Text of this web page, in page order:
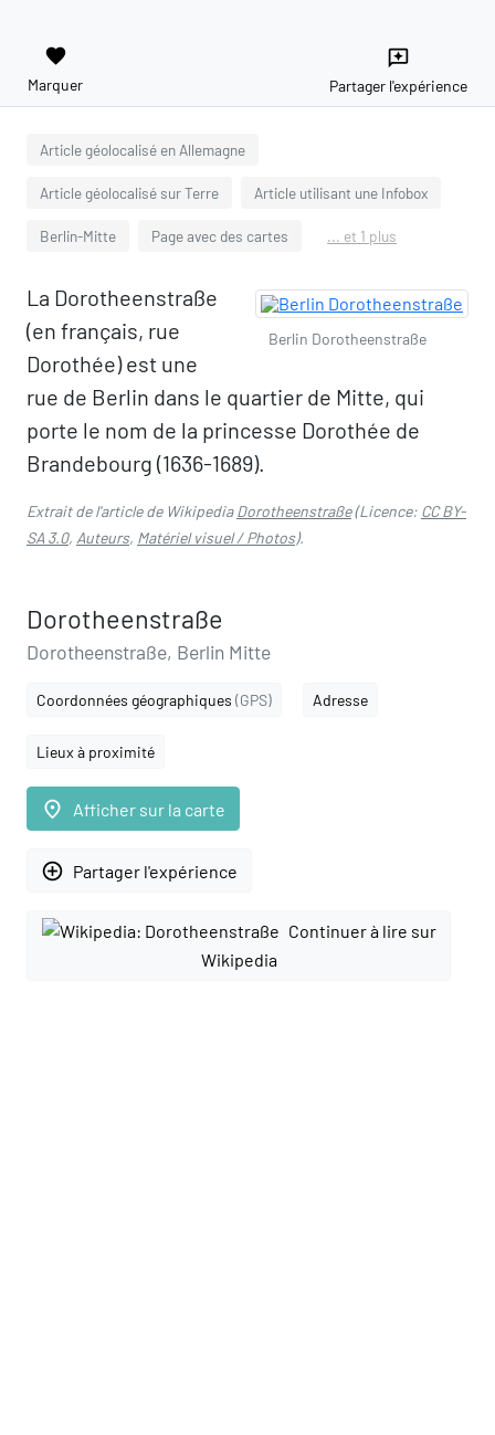
favorite
Marquer
reviews
Partager l'expérience
Article géolocalisé en Allemagne
Article géolocalisé sur Terre Article utilisant une Infobox
Berlin-Mitte Page avec des cartes ... et 1 plus
Berlin Dorotheenstraße
La Dorotheenstraße
(en français, rue
Dorothée) est une
rue de Berlin dans le quartier de Mitte, qui
porte le nom de la princesse Dorothée de
Brandebourg (1636-1689).
Extrait de l'article de WikipediaDorotheenstraße(Licence: CC BY-
SA 3.0, Auteurs, Matériel visuel / Photos).
Dorotheenstraße
Dorotheenstraße, Berlin Mitte
Coordonnées géographiques (GPS) Adresse
Lieux à proximité
place Afficher sur la carte
add_circle_outline Partager l'expérience
Continuer à lire sur
Wikipedia